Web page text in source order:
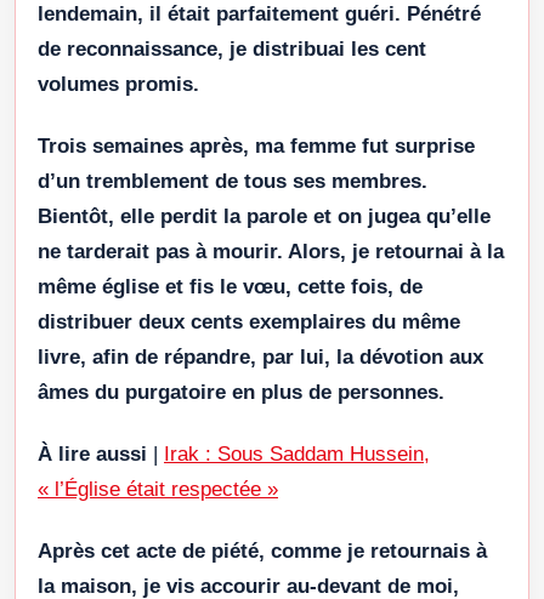
lendemain, il était parfaitement guéri. Pénétré
de reconnaissance, je distribuai les cent
volumes promis.
Trois semaines après, ma femme fut surprise
d’un tremblement de tous ses membres.
Bientôt, elle perdit la parole et on jugea qu’elle
ne tarderait pas à mourir. Alors, je retournai à la
même église et fis le vœu, cette fois, de
distribuer deux cents exemplaires du même
livre, afin de répan­dre, par lui, la dévotion aux
âmes du purgatoire en plus de personnes.
À lire aussi | Irak : Sous Saddam Hussein,
« l’Église était respectée »
Après cet acte de piété, comme je retournais à
la maison, je vis accourir au-devant de moi,